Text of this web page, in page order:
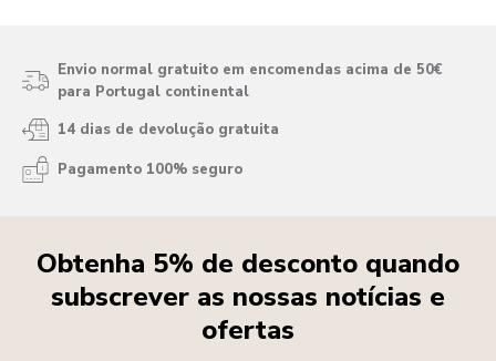
Envio normal gratuito em encomendas acima de 50€
para Portugal continental
14 dias de devolução gratuita
Pagamento 100% seguro
Obtenha 5% de desconto quando
subscrever as nossas notícias e
ofertas